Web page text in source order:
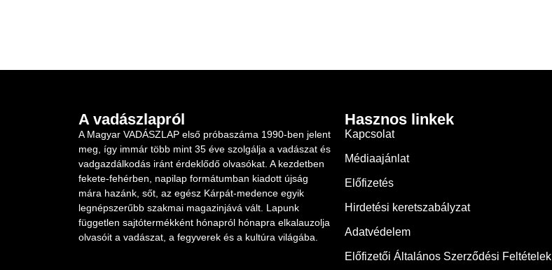
A vadászlapról
A Magyar VADÁSZLAP első próbaszáma 1990-ben jelent
meg, így immár több mint 35 éve szolgálja a vadászat és
vadgazdálkodás iránt érdeklődő olvasókat. A kezdetben
fekete-fehérben, napilap formátumban kiadott újság
mára hazánk, sőt, az egész Kárpát-medence egyik
legnépszerűbb szakmai magazinjává vált. Lapunk
független sajtótermékként hónapról hónapra elkalauzolja
olvasóit a vadászat, a fegyverek és a kultúra világába.
Hasznos linkek
Kapcsolat
Médiaajánlat
Előfizetés
Hirdetési keretszabályzat
Adatvédelem
Előfizetői Általános Szerződési Feltételek